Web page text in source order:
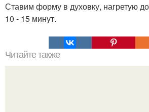
Ставим форму в духовку, нагретую
10 - 15 минут.
Читайте также